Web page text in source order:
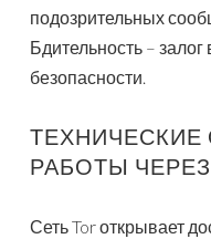
подозрительных
Бдительность –
безопасности.
РАБОТЫ
Сеть Tor открывает